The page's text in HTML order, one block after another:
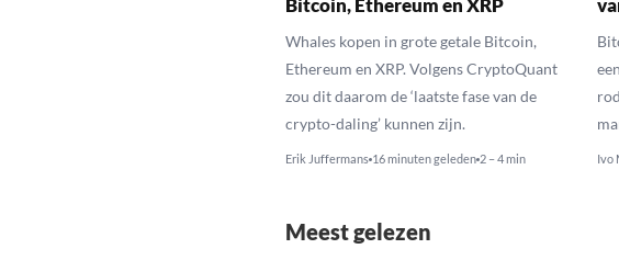
Bitcoin, Ethereum en XRP
Whales kopen in grote getale Bitcoin,
Ethereum en XRP. Volgens CryptoQuant
zou dit daarom de ‘laatste fase van de
crypto-daling’ kunnen zijn.
Erik Juffermans 16 minuten geleden 2 – 4 min Ivo
Meest gelezen